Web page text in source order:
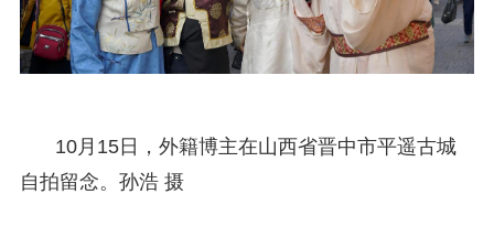
10月15日，外籍博主在山西省晋中市平遥古城
自拍留念。孙浩 摄